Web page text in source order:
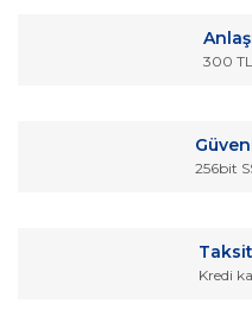
Ürün bilgilerinde hatalar
300
256bit
Kredi